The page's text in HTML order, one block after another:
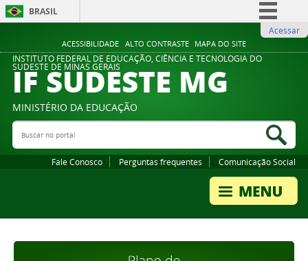
ACESSIBILIDADE ALTO CONTRASTE MAPA DO SITE
BRASIL
Comunica BR
Participe
Legislação
Acessar
INSTITUTO FEDERAL DE EDUCAÇÃO, CIÊNCIA E TECNOLOGIA DO
SUDESTE DE MINAS GERAIS
IF SUDESTE MG
MINISTÉRIO DA EDUCAÇÃO
Buscar no portal
Fale Conosco Perguntas frequentes Comunicação Social